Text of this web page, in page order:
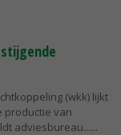
(wkk) lijkt
productie van
adviesbureau...